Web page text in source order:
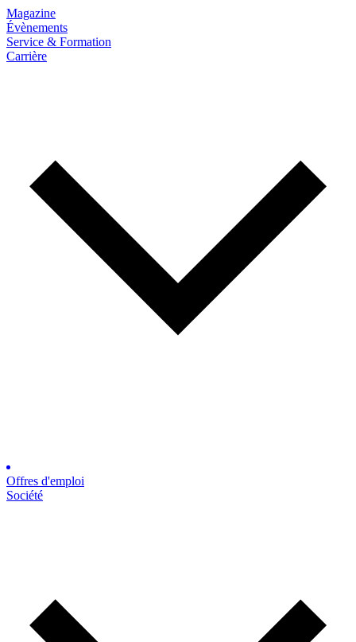
Magazine
Évènements
Service & Formation
Carrière
Offres d'emploi
Société